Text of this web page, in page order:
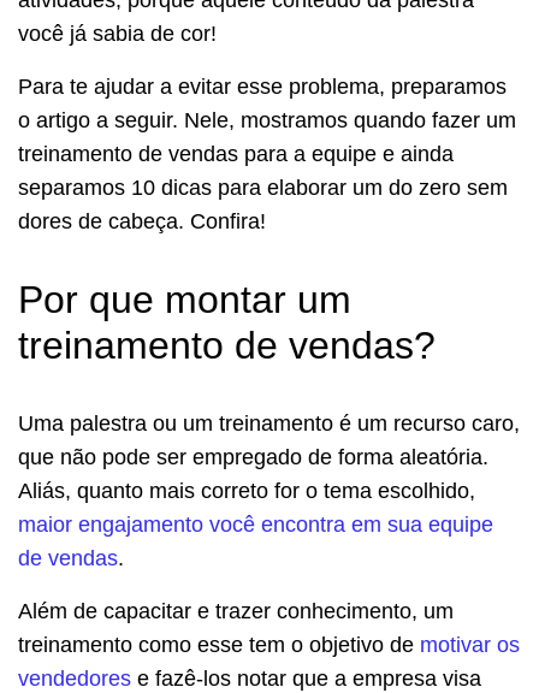
você já sabia de cor!
Para te ajudar a evitar esse problema, preparamos
o artigo a seguir. Nele, mostramos quando fazer um
treinamento de vendas para a equipe e ainda
separamos 10 dicas para elaborar um do zero sem
dores de cabeça. Confira!
Por que montar um
treinamento de vendas?
Uma palestra ou um treinamento é um recurso caro,
que não pode ser empregado de forma aleatória.
Aliás, quanto mais correto for o tema escolhido,
maior engajamento você encontra em sua equipe
de vendas.
Além de capacitar e trazer conhecimento, um
treinamento como esse tem o objetivo de motivar os
vendedores e fazê-los notar que a empresa visa